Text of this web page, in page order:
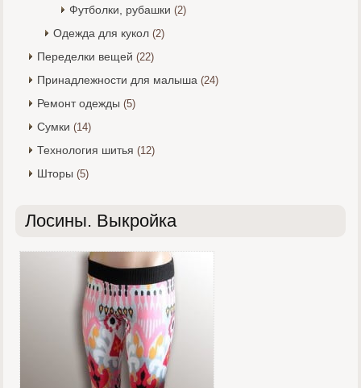
Футболки, рубашки (2)
Одежда для кукол (2)
Переделки вещей (22)
Принадлежности для малыша (24)
Ремонт одежды (5)
Сумки (14)
Технология шитья (12)
Шторы (5)
Лосины. Выкройка